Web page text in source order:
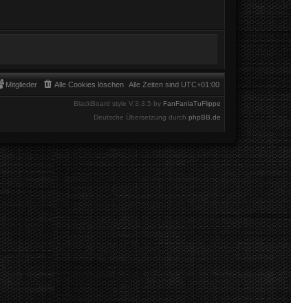
Alle Zeiten sind UTC+01:00
Alle Cookies löschen
Mitglieder
BlackBoard style V.3.3.5 by FanFanlaTuFlippe
Deutsche Übersetzung durch phpBB.de